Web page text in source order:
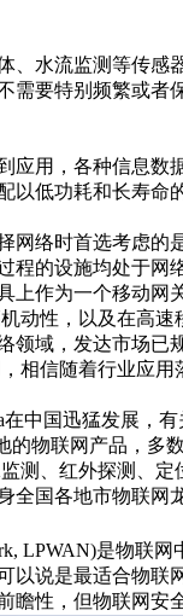
、水流监测等传
需要特别频繁或
应用，各种信息
低功耗和长寿命
网络时首选考虑
程的设施均处于
上作为一个移动
动性，以及在高
领域，发达市场
相信随着行业应
中国迅猛发展，
的物联网产品，多
测、红外探测、
国各地市物联网
LPWAN)是物联
以说是最适合物
性，但物联网安